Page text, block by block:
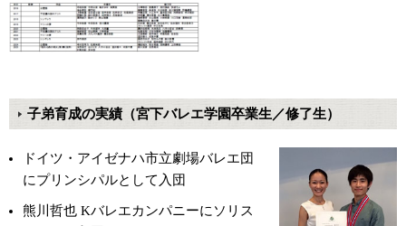
子弟育成の実績（宮下バレエ学園卒業生／修了生）
ドイツ・アイゼナハ市立劇場バレエ団
にプリンシパルとして入団
熊川哲也 Kバレエカンパニーにソリス